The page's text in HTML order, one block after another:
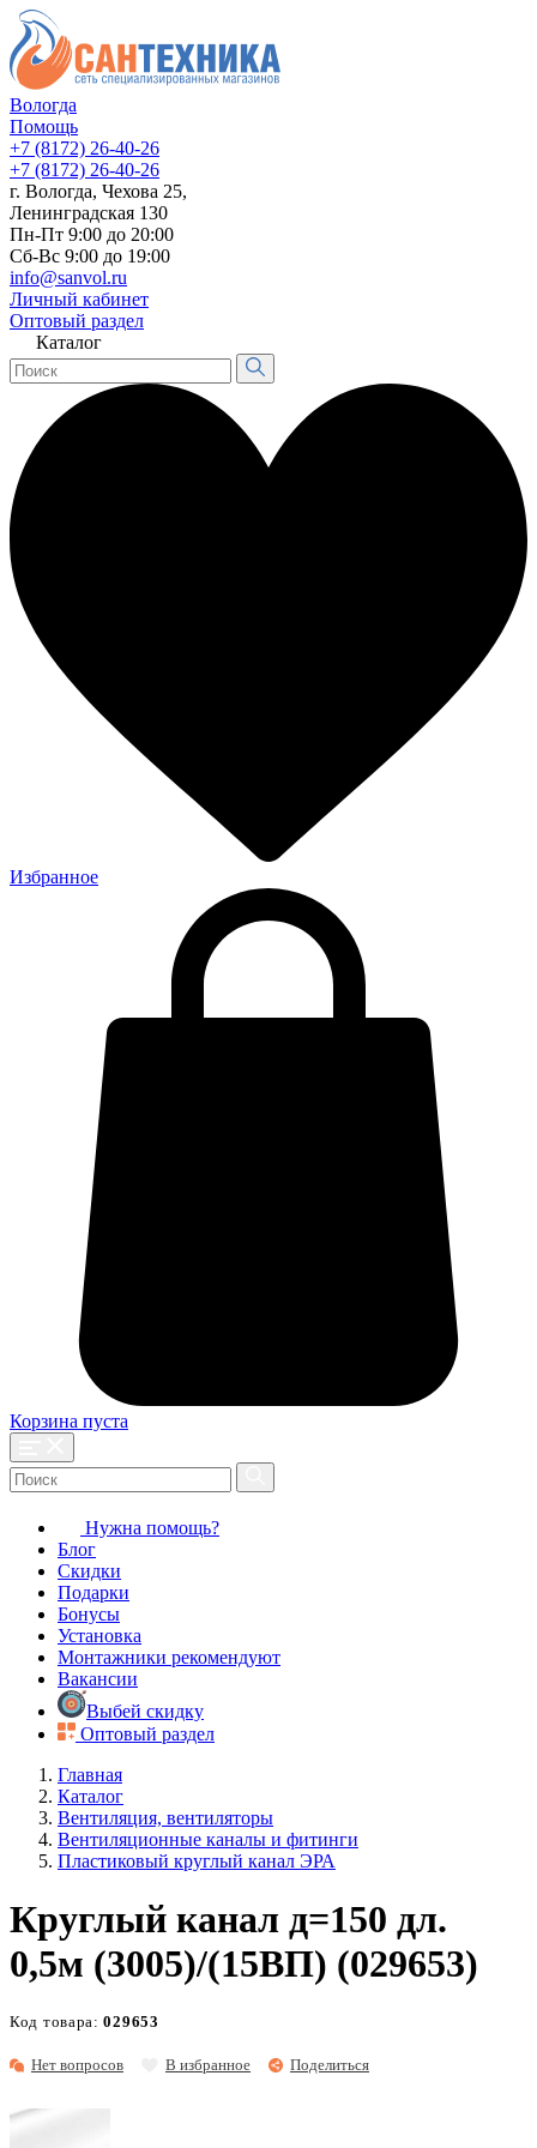
Вологда
Помощь
+7 (8172) 26-40-26
+7 (8172) 26-40-26
г. Вологда, Чехова 25,
Ленинградская 130
Пн-Пт 9:00 до 20:00
Сб-Вс 9:00 до 19:00
info@sanvol.ru
Личный кабинет
Оптовый раздел
Каталог
Избранное
Корзина пуста
Нужна помощь?
Блог
Скидки
Подарки
Бонусы
Установка
Монтажники рекомендуют
Вакансии
Выбей скидку
Оптовый раздел
Главная
Каталог
Вентиляция, вентиляторы
Вентиляционные каналы и фитинги
Пластиковый круглый канал ЭРА
Круглый канал д=150 дл.
0,5м (3005)/(15ВП) (029653)
Нет вопросов В избранное Поделиться
Код товара:029653